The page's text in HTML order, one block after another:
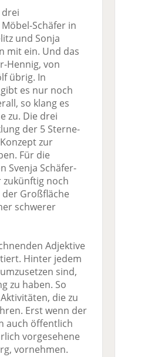
Schäfer in
und Sonja
mit ein. Und das
Hennig, von
übrig. In
es nur noch
so klang es
zu. Die drei
der 5 Sterne-
zur
Für die
Svenja Schäfer-
zukünftig noch
Großfläche
schwerer
Adjektive
Hinter jedem
sind,
zu haben. So
die zu
Erst wenn der
auch öffentlich
vorgesehene
vornehmen.